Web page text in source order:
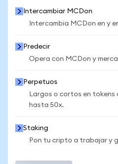
Intercambiar MCDon
Intercambia MCDon en y
Predecir
Opera con MCDon y
Perpetuos
Largos o cortos en
hasta 50x.
Staking
Pon tu cripto a trabajar y